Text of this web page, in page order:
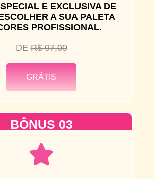
E EXCLUSIVA DE
A SUA PALETA
PROFISSIONAL.
DER$ 97,00
GRÁTIS
BÔNUS 03